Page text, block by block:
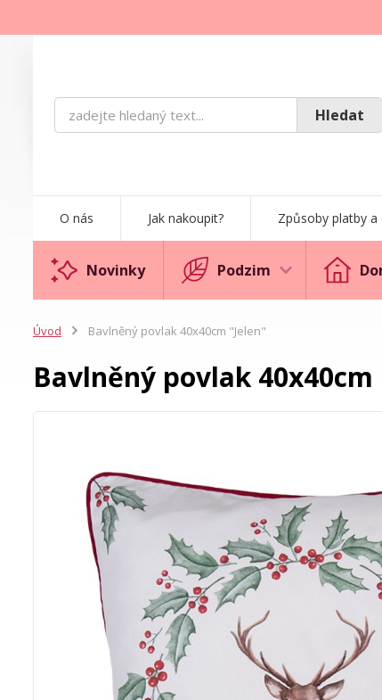
O nás Jak nakoupit? Způsoby platby a
Hledat
Novinky Podzim
Úvod Bavlněný povlak 40x40cm "Jelen"
Bavlněný povlak 40x40cm